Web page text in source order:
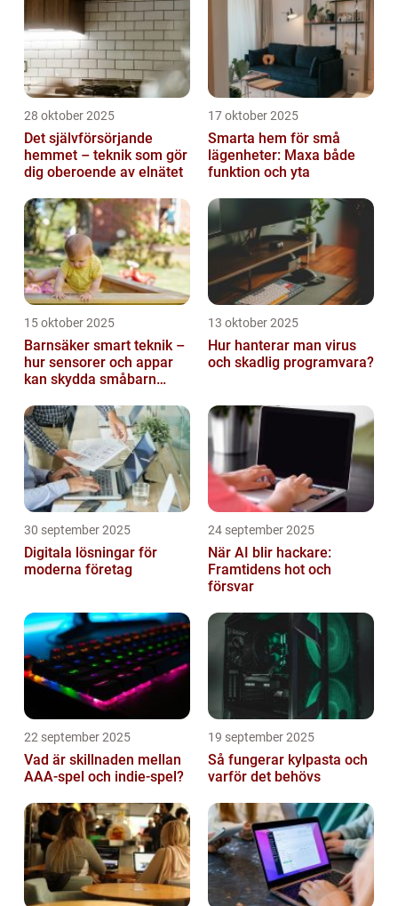
28 oktober 2025
Det självförsörjande
hemmet – teknik som gör
dig oberoende av elnätet
17 oktober 2025
Smarta hem för små
lägenheter: Maxa både
funktion och yta
15 oktober 2025
Barnsäker smart teknik –
hur sensorer och appar
kan skydda småbarn
13 oktober 2025
Hur hanterar man virus
och skadlig programvara?
30 september 2025
Digitala lösningar för
moderna företag
24 september 2025
När AI blir hackare:
Framtidens hot och
försvar
22 september 2025
Vad är skillnaden mellan
AAA-spel och indie-spel?
19 september 2025
Så fungerar kylpasta och
varför det behövs